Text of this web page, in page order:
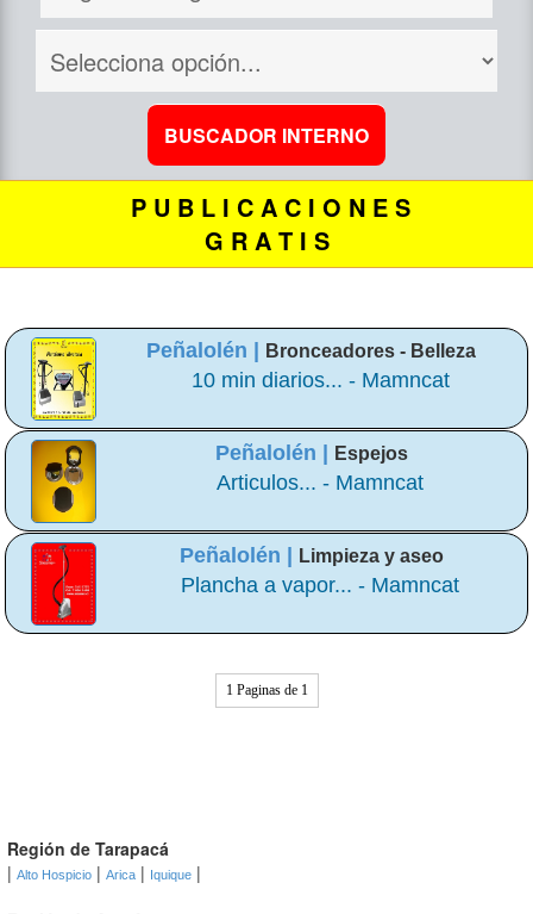
P U B L I C A C I O N E S
G R A T I S
Peñalolén | Bronceadores - Belleza
10 min diarios... - Mamncat
Peñalolén | Espejos
Articulos... - Mamncat
Peñalolén | Limpieza y aseo
Plancha a vapor... - Mamncat
1 Paginas de 1
Región de Tarapacá
| Alto Hospicio | Arica | Iquique |